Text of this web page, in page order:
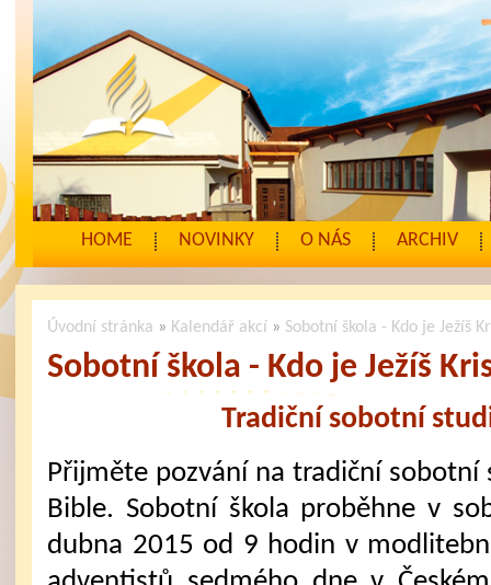
HOME NOVINKY O NÁS ARCHIV
Úvodní stránka » Kalendář akcí » Sobotní škola - Kdo je Ježíš
Sobotní škola - Kdo je Ježíš
Tradiční sobotní
Přijměte pozvání na tradiční sobotní
Bible. Sobotní škola proběhne v
dubna 2015 od 9 hodin v